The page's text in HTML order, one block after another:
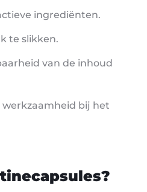
ingrediënten.
te slikken.
van de inhoud
werkzaamheid bij het